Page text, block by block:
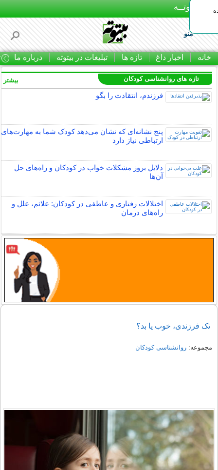
بـیتوتــه
منو
خانه اخبار داغ تازه ها تبلیغات در بیتوته درباره ما
تازه های روانشناسی کودکان
فرزندم، انتقادت را بگو
پنج نشانه‌ای که نشان می‌دهد کودک شما به مهارت‌های
ارتباطی نیاز دارد
دلایل بروز مشکلات خواب در کودکان و راه‌های حل
آن‌ها
اختلالات رفتاری و عاطفی در کودکان: علائم، علل و
راه‌های درمان
بیشتر
تک فرزندی، خوب یا بد؟
مجموعه:روانشناسی کودکان